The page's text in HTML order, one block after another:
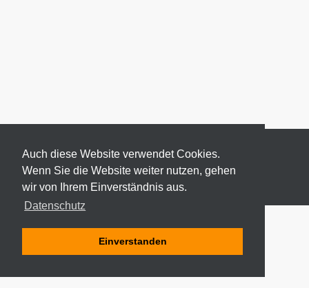
Auch diese Website verwendet Cookies.
Wenn Sie die Website weiter nutzen, gehen
wir von Ihrem Einverständnis aus.
Datenschutz
Einverstanden
© 2026 ODEKI - ALLE RECHTE VORBEHALTEN